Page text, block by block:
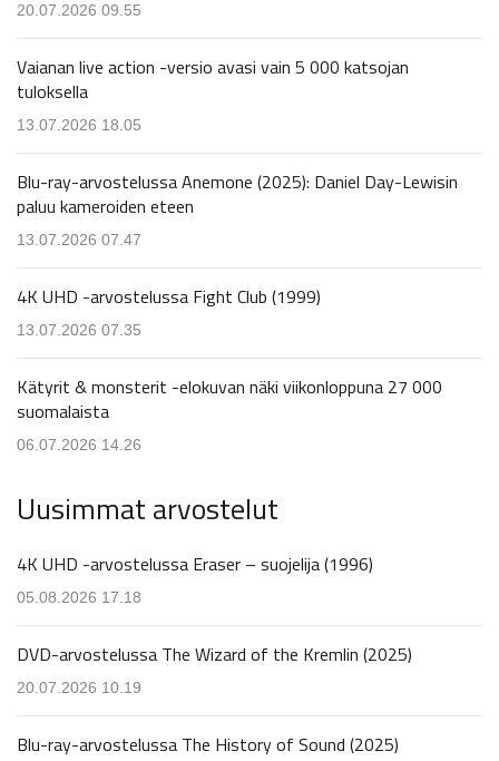
20.07.2026 09.55
Vaianan live action -versio avasi vain 5 000 katsojan
tuloksella
13.07.2026 18.05
Blu-ray-arvostelussa Anemone (2025): Daniel Day-Lewisin
paluu kameroiden eteen
13.07.2026 07.47
4K UHD -arvostelussa Fight Club (1999)
13.07.2026 07.35
Kätyrit & monsterit -elokuvan näki viikonloppuna 27 000
suomalaista
06.07.2026 14.26
Uusimmat arvostelut
4K UHD -arvostelussa Eraser – suojelija (1996)
05.08.2026 17.18
DVD-arvostelussa The Wizard of the Kremlin (2025)
20.07.2026 10.19
Blu-ray-arvostelussa The History of Sound (2025)